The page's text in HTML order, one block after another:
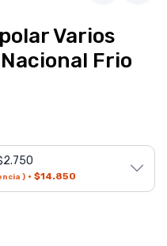
Varios
Frio
) · $14.850